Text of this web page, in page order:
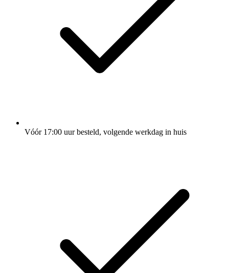
Vóór 17:00 uur besteld, volgende werkdag in huis